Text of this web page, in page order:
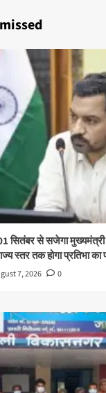
से सजेगा मुख्यमंत्री
स्तर तक होगा प्रतिभा का
7, 2026 0